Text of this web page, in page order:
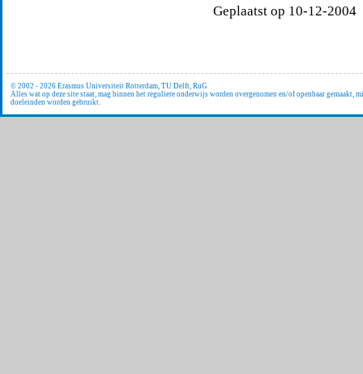
Geplaatst op 10-12-2004
© 2002 - 2026 Erasmus Universiteit Rotterdam, TU Delft, RuG
Alles wat op deze site staat, mag binnen het reguliere onderwijs worden overgenomen en/of openbaar
doeleinden worden gebruikt.